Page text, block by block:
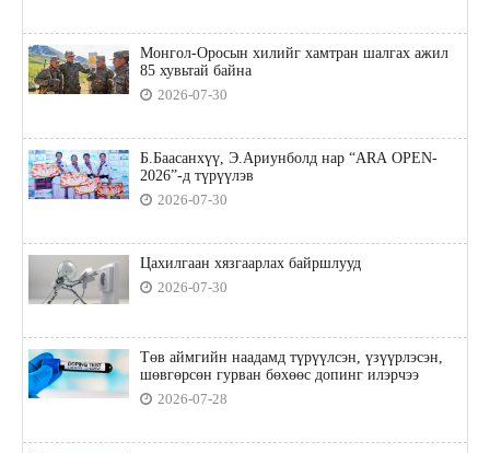
Монгол-Оросын хилийг хамтран шалгах ажил
85 хувьтай байна
2026-07-30
Б.Баасанхүү, Э.Ариунболд нар “ARA OPEN-
2026”-д түрүүлэв
2026-07-30
Цахилгаан хязгаарлах байршлууд
2026-07-30
Төв аймгийн наадамд түрүүлсэн, үзүүрлэсэн,
шөвгөрсөн гурван бөхөөс допинг илэрчээ
2026-07-28